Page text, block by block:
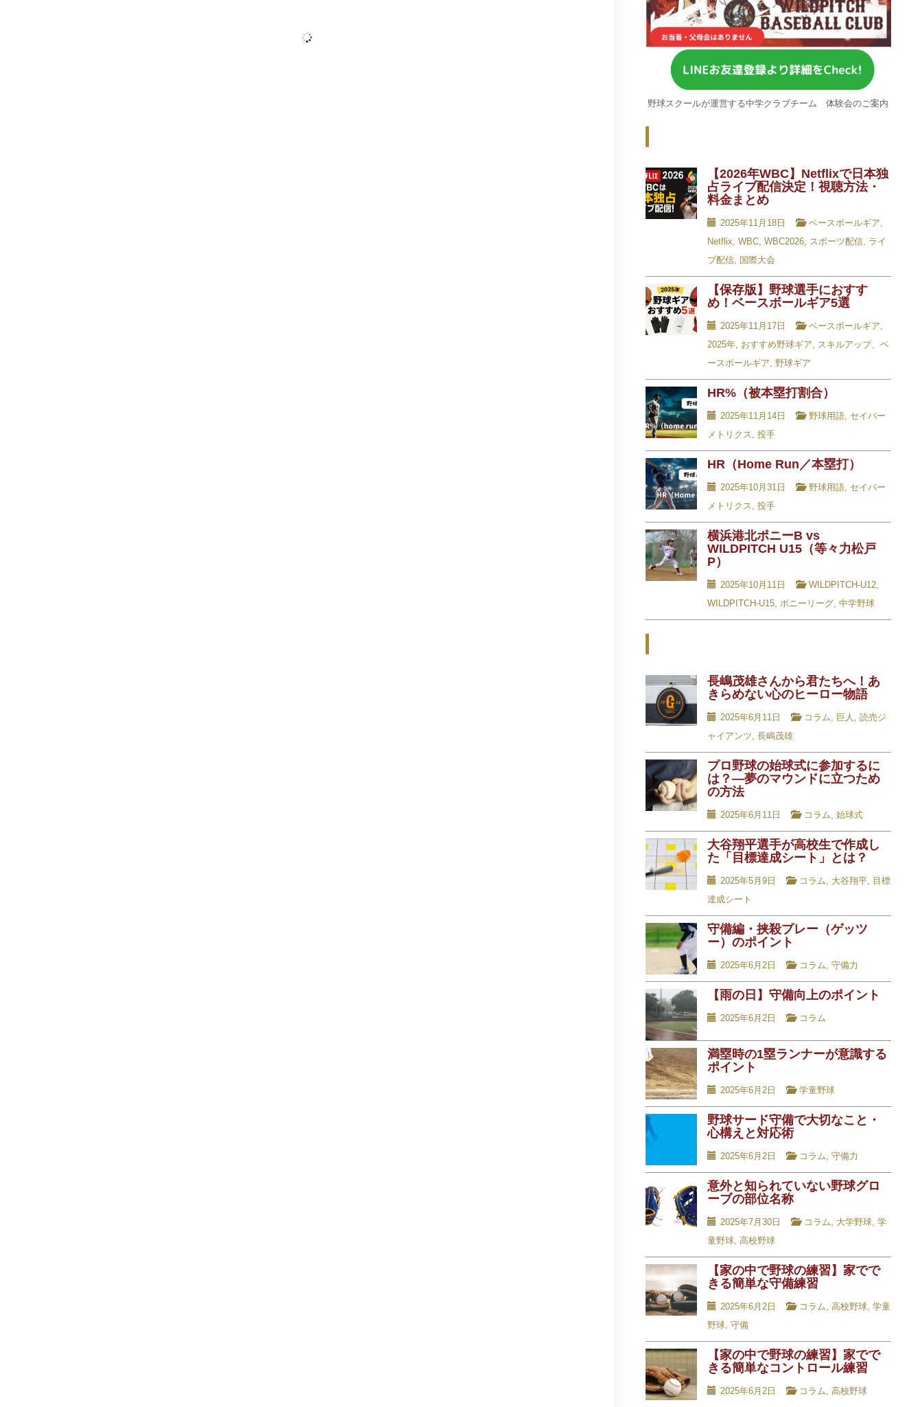
野球スクールが運営する中学クラブチーム 体験会のご案内
【2026年WBC】Netflixで日本独
占ライブ配信決定！視聴方法・
料金まとめ
2025年11月18日 ベースボールギア,
Netflix, WBC, WBC2026, スポーツ配信, ライ
ブ配信, 国際大会
【保存版】野球選手におすす
め！ベースボールギア5選
2025年11月17日 ベースボールギア,
2025年, おすすめ野球ギア, スキルアップ、ベ
ースボールギア, 野球ギア
HR%（被本塁打割合）
2025年11月14日 野球用語, セイバー
メトリクス, 投手
HR（Home Run／本塁打）
2025年10月31日 野球用語, セイバー
メトリクス, 投手
横浜港北ポニーB vs
WILDPITCH U15（等々力松戸
P）
2025年10月11日 WILDPITCH-U12,
WILDPITCH-U15, ポニーリーグ, 中学野球
長嶋茂雄さんから君たちへ！あ
きらめない心のヒーロー物語
2025年6月11日 コラム, 巨人 , 読売ジ
ャイアンツ, 長嶋茂雄
プロ野球の始球式に参加するに
は？―夢のマウンドに立つため
の方法
2025年6月11日 コラム, 始球式
大谷翔平選手が高校生で作成し
た「目標達成シート」とは？
2025年5月9日 コラム, 大谷翔平, 目標
達成シート
守備編・挟殺プレー（ゲッツ
ー）のポイント
2025年6月2日 コラム, 守備力
【雨の日】守備向上のポイント
2025年6月2日 コラム
満塁時の1塁ランナーが意識する
ポイント
2025年6月2日 学童野球
野球サード守備で大切なこと・
心構えと対応術
2025年6月2日 コラム, 守備力
意外と知られていない野球グロ
ーブの部位名称
2025年7月30日 コラム, 大学野球, 学
童野球, 高校野球
【家の中で野球の練習】家でで
きる簡単な守備練習
2025年6月2日 コラム, 高校野球, 学童
野球, 守備
【家の中で野球の練習】家でで
きる簡単なコントロール練習
2025年6月2日 コラム, 高校野球